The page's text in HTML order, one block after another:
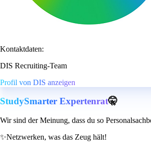
Kontaktdaten:
DIS Recruiting-Team
Profil von DIS anzeigen
StudySmarter Expertenrat🤫
Wir sind der Meinung, dass du so
✨Netzwerken, was das Zeug hält!